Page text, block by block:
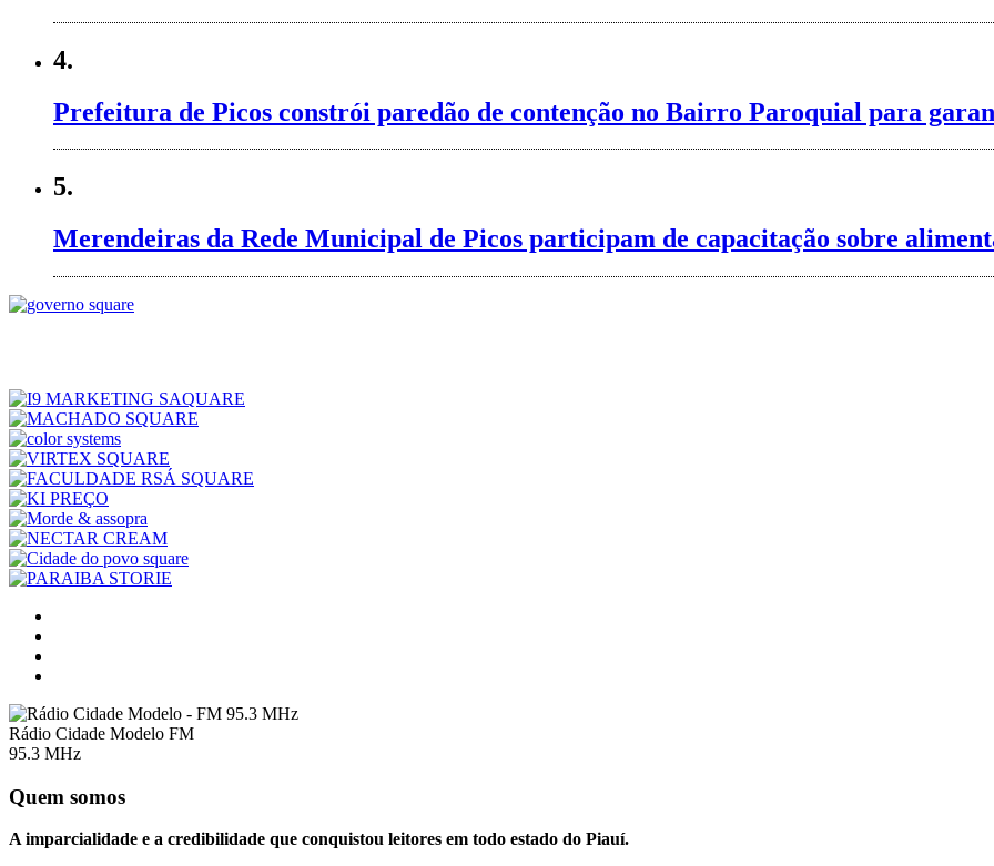
4.
Prefeitura de Picos constrói paredão de contenção no Bairro Paroquial para
5.
Merendeiras da Rede Municipal de Picos participam de capacitação sobre
Rádio Cidade Modelo FM
95.3 MHz
Quem somos
A imparcialidade e a credibilidade que conquistou leitores em todo estado do Piauí.